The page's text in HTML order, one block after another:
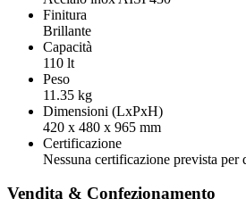
Finitura
Brillante
Capacità
110 lt
Peso
11.35 kg
Dimensioni (LxPxH)
420 x 480 x 965 mm
Certificazione
Nessuna certificazione prevista per
Vendita & Confezionamento